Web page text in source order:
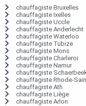
chauffagiste Bruxelles
chauffagiste Ixelles
chauffagiste Uccle
chauffagiste Anderlecht
chauffagiste Waterloo
chauffagiste Tubize
chauffagiste Mons
chauffagiste Charleroi
chauffagiste Namur
chauffagiste
chauffagiste Rhode-
chauffagiste Ath
chauffagiste Liège
chauffagiste Arlon